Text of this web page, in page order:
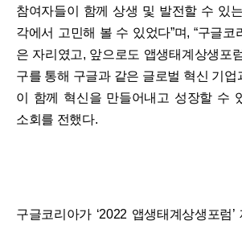
참여자들이 함께 상생 및 발전할 수 있
각에서 고민해 볼 수 있었다”며, “구글코
은 자리였고, 앞으로도 앱생태계상생포
구를 통해 구글과 같은 글로벌 혁신 기업
이 함께 혁신을 만들어내고 성장할 수
소회를 전했다.
구글코리아가 ‘2022 앱생태계상생포럼